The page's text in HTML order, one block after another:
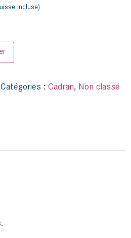
incluse)
Catégories : Cadran, Non classé